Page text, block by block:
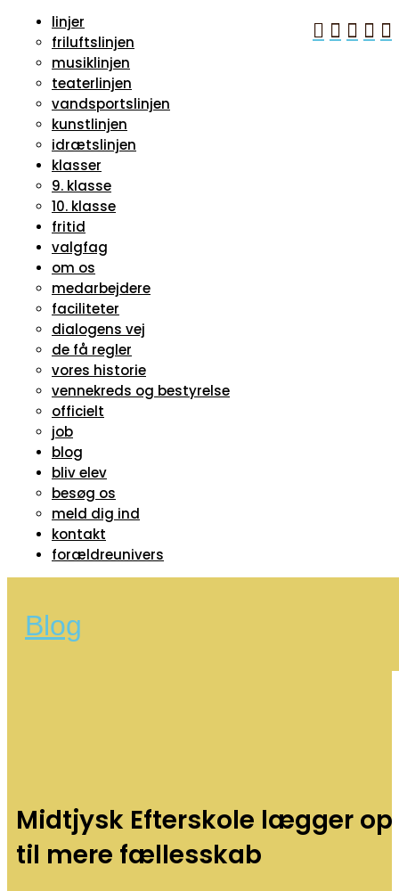





linjer
friluftslinjen
musiklinjen
teaterlinjen
vandsportslinjen
kunstlinjen
idrætslinjen
klasser
9. klasse
10. klasse
fritid
valgfag
om os
medarbejdere
faciliteter
dialogens vej
de få regler
vores historie
vennekreds og bestyrelse
officielt
job
blog
bliv elev
besøg os
meld dig ind
kontakt
forældreunivers
Blog
Midtjysk Efterskole lægger op
til mere fællesskab